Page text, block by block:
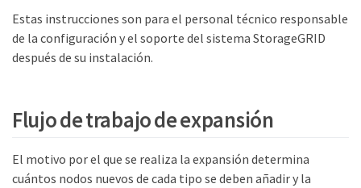
Estas instrucciones son para el personal técnico responsable
de la configuración y el soporte del sistema StorageGRID
después de su instalación.
Flujo de trabajo de expansión
El motivo por el que se realiza la expansión determina
cuántos nodos nuevos de cada tipo se deben añadir y la